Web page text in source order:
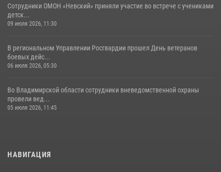
Сотрудники ОМОН «Невский» приняли участие во встрече с учениками
детск...
09 июля 2026, 11:30
В региональном Управлении Росгвардии прошел День ветеранов
боевых дейс...
06 июля 2026, 05:30
Во Владимирской области сотрудники вневедомственной охраны
провели вед...
05 июля 2026, 11:45
НАВИГАЦИЯ